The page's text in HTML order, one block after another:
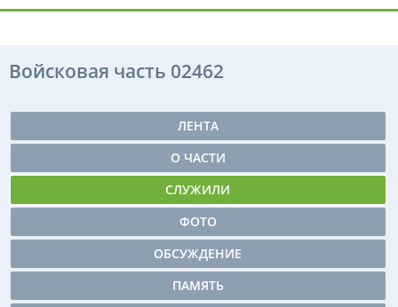
Войсковая часть 02462
ЛЕНТА
О ЧАСТИ
СЛУЖИЛИ
ФОТО
ОБСУЖДЕНИЕ
ПАМЯТЬ